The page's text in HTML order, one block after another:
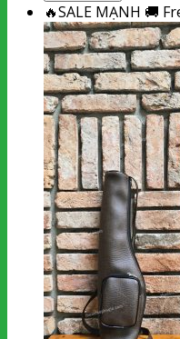
🔥SALE MẠNH 🚚